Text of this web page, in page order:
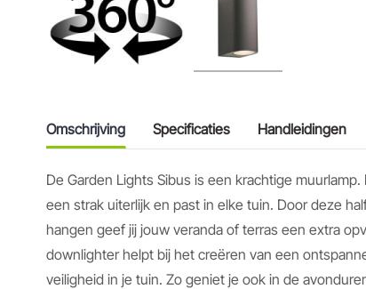
Omschrijving Specificaties Handleidingen
De Garden Lights Sibus is een krachtige
een strak uiterlijk en past in elke tuin. Door deze
hangen geef jij jouw veranda of terras een extra
downlighter helpt bij het creëren van een
veiligheid in je tuin. Zo geniet je ook in de